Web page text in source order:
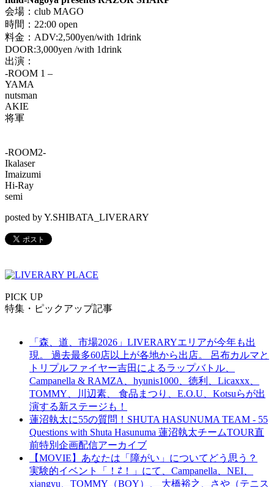
会場：club MAGO
時間：22:00 open
料金：ADV:2,500yen/with 1drink
DOOR:3,000yen /with 1drink
出演：
-ROOM 1 –
YAMA
nutsman
AKIE
将軍
-ROOM2-
Ikalaser
Imaizumi
Hi-Ray
semi
posted by Y.SHIBATA_LIVERARY
PICK UP
特集・ピックアップ記事
「森、道、市場2026」LIVERARYエリアが今年も出
現。 過去最多60店以上が各地から出店。 呂布カルマと
トリプルファイヤー吉田によるラップバトル、
Campanella & RAMZA、hyunis1000、徳利、Licaxxx、
TOMMY、川辺素、 食品まつり、E.O.U、Kotsuらが出
演する新ステージも！
蓮沼執太に55の質問！SHUTA HASUNUMA TEAM - 55
Questions with Shuta Hasunuma 蓮沼執太チームTOUR直
前特別企画配信アーカイブ
【MOVIE】あなたは「障がい」についてどう思う？
実験的イベント「！⇄！」にて、Campanella、NEI、
xiangyu、TOMMY（BOY）、 大橋裕之、さや（テニス